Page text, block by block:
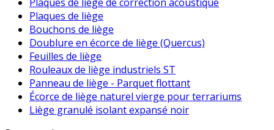
Plaques de liège
Bouchons de liège
Doublure en écorce de liège (Quercus)
Feuilles de liège
Rouleaux de liège industriels ST
Panneau de liège - Parquet flottant
Écorce de liège naturel vierge pour terrariums
Liège granulé isolant expansé noir